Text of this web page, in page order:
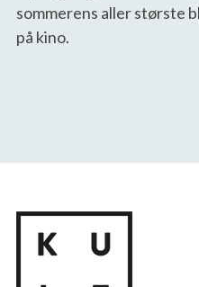
sommerens aller største
på kino.